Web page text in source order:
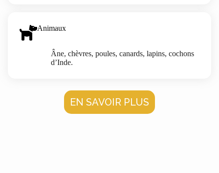
Animaux
Âne, chèvres, poules, canards, lapins, cochons
d’Inde.
EN SAVOIR PLUS